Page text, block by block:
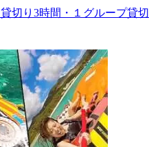
切り3時間・１グループ貸切